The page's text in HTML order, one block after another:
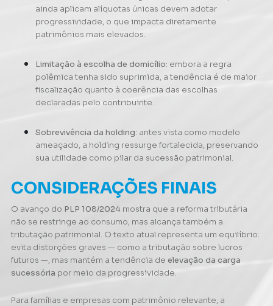
ainda aplicam alíquotas únicas devem adotar
progressividade, o que impacta diretamente
patrimônios mais elevados.
Limitação à escolha de domicílio: embora a regra
polêmica tenha sido suprimida, a tendência é de maior
fiscalização quanto à coerência das escolhas
declaradas pelo contribuinte.
Sobrevivência da holding: antes vista como modelo
ameaçado, a holding ressurge fortalecida, preservando
sua utilidade como pilar da sucessão patrimonial.
CONSIDERAÇÕES FINAIS
O avanço do PLP 108/2024 mostra que a reforma tributária
não se restringe ao consumo, mas alcança também a
tributação patrimonial. O texto atual representa um equilíbrio:
evita distorções graves — como a tributação sobre lucros
futuros —, mas mantém a tendência de elevação da carga
sucessória por meio da progressividade.
Para famílias e empresas com patrimônio relevante, a